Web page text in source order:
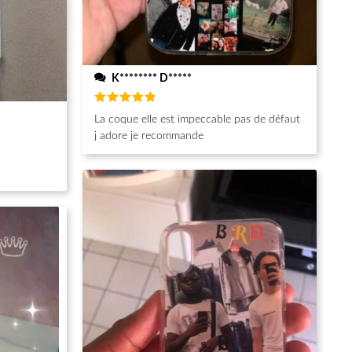
K******** D*****
Note
sur 5
La coque elle est impeccable pas de défaut
j adore je recommande